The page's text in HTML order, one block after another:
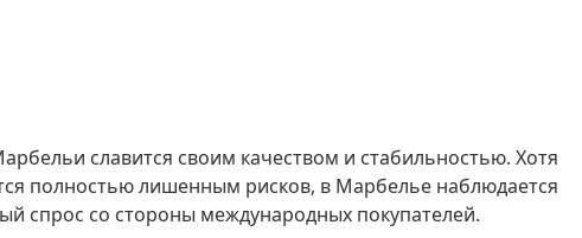
славится своим качеством и стабильностью. Хотя
полностью лишенным рисков, в Марбелье наблюдается
спрос со стороны международных покупателей.